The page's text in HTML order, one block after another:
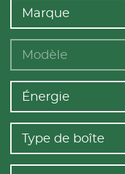
Marque
Modèle
Énergie
Type de boîte